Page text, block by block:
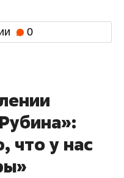
0
что у нас